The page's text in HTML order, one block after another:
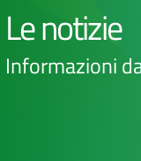
Le notizie
Informazioni